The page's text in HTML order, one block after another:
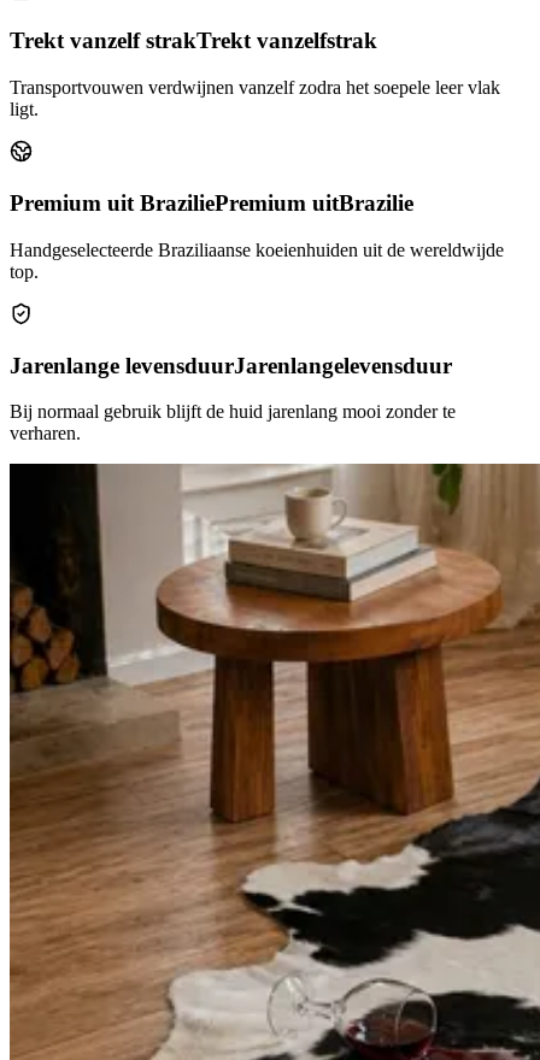
Trekt vanzelf strakTrekt vanzelfstrak
Transportvouwen verdwijnen vanzelf zodra het soepele leer vlak
ligt.
Premium uit BraziliePremium uitBrazilie
Handgeselecteerde Braziliaanse koeienhuiden uit de wereldwijde
top.
Jarenlange levensduurJarenlangelevensduur
Bij normaal gebruik blijft de huid jarenlang mooi zonder te
verharen.